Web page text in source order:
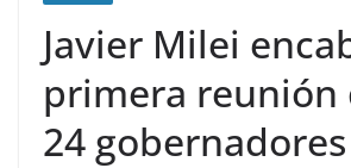
Javier Milei
primera reunión
24 gobernadores